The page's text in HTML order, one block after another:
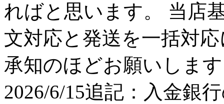
ればと思います。 当店
文対応と発送を一括対
承知のほどお願いしま
2026/6/15追記：入金銀